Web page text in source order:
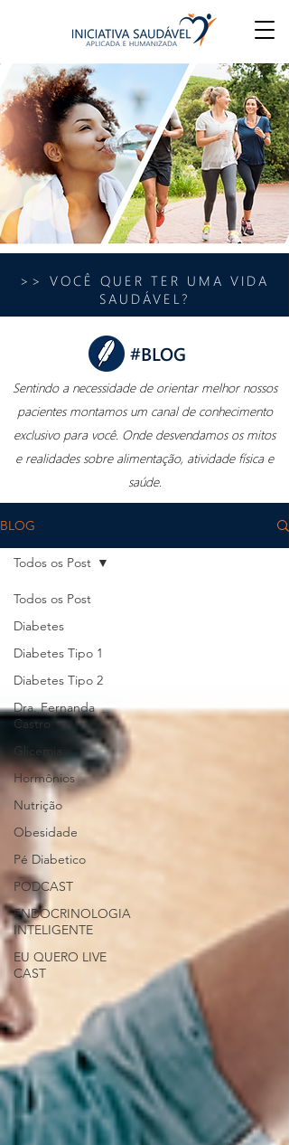
>> VOCÊ QUER TER UMA VIDA
SAUDÁVEL?
#BLOG
Sentindo a necessidade de orientar melhor nossos
pacientes montamos um canal de conhecimento
exclusivo para você. Onde desvendamos os mitos
e realidades sobre alimentação, atividade física e
saúde.
BLOG
Todos os Post
Diabetes
Diabetes Tipo 1
Diabetes Tipo 2
Dra. Fernanda
Castro
Glicemia
Hormônios
Nutrição
Obesidade
Pé Diabetico
PODCAST
ENDOCRINOLOGIA
INTELIGENTE
EU QUERO LIVE
CAST
Todos os Post